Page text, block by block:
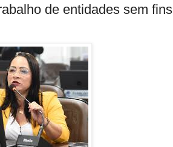
de entidades sem fins